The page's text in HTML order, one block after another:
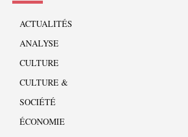
ACTUALITÉS
ANALYSE
CULTURE
CULTURE &
SOCIÉTÉ
ÉCONOMIE